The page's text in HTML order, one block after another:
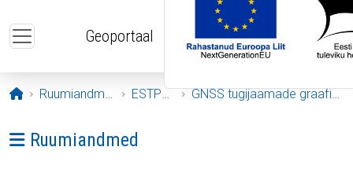
Geoportaal
Avaleht
Ruumiandmed ESTPOS GNSS tugijaamade graafikud
Ava menüü: Ruumiandmed
Ruumiandmed